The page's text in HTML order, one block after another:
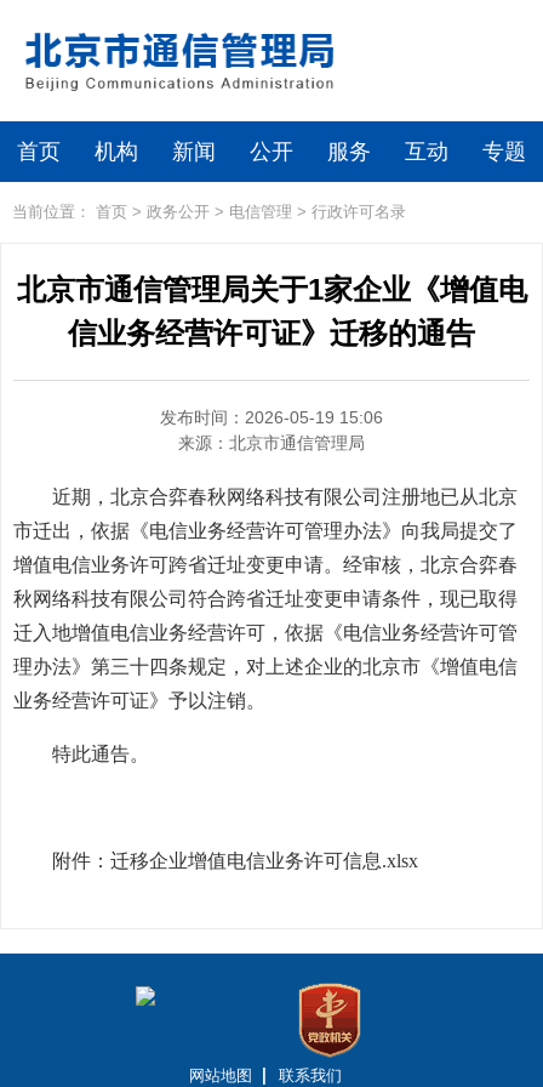
首页 机构 新闻 公开 服务 互动 专题
当前位置： 首页 > 政务公开 > 电信管理 > 行政许可名录
北京市通信管理局关于1家企业《增值电
信业务经营许可证》迁移的通告
发布时间：2026-05-19 15:06
来源： 北京市通信管理局
近期，北京合弈春秋网络科技有限公司注册地已从北京
市迁出，依据《电信业务经营许可管理办法》向我局提交了
增值电信业务许可跨省迁址变更申请。经审核，北京合弈春
秋网络科技有限公司符合跨省迁址变更申请条件，现已取得
迁入地增值电信业务经营许可，依据《电信业务经营许可管
理办法》第三十四条规定，对上述企业的北京市《增值电信
业务经营许可证》予以注销。
特此通告。
附件： 迁移企业增值电信业务许可信息.xlsx
网站地图 联系我们